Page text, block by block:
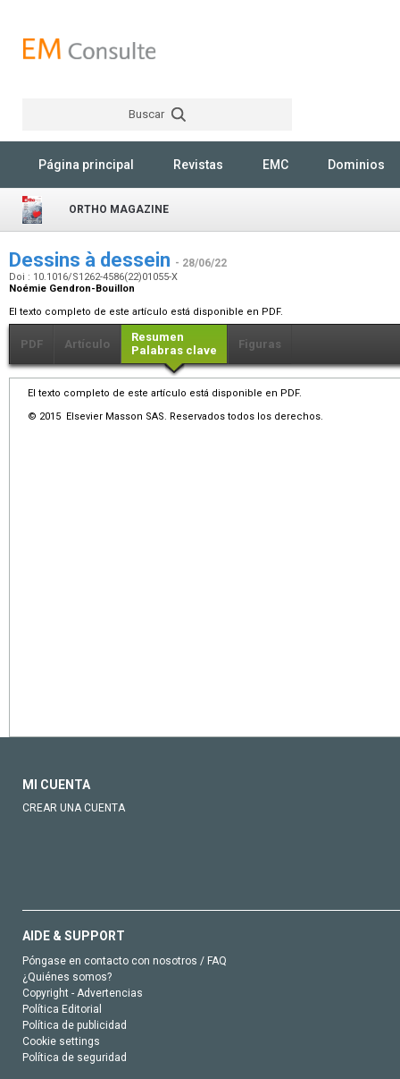
Buscar
Página principal Revistas EMC Dominios
ORTHO MAGAZINE
Dessins à dessein - 28/06/22
Doi : 10.1016/S1262-4586(22)01055-X
Noémie Gendron-Bouillon
El texto completo de este artículo está disponible en PDF.
PDF Artículo
Resumen
Palabras clave
Figuras
El texto completo de este artículo está disponible en PDF.
© 2015 Elsevier Masson SAS. Reservados todos los derechos.
MI CUENTA
CREAR UNA CUENTA
AIDE & SUPPORT
Póngase en contacto con nosotros / FAQ
¿Quiénes somos?
Copyright - Advertencias
Política Editorial
Política de publicidad
Cookie settings
Política de seguridad